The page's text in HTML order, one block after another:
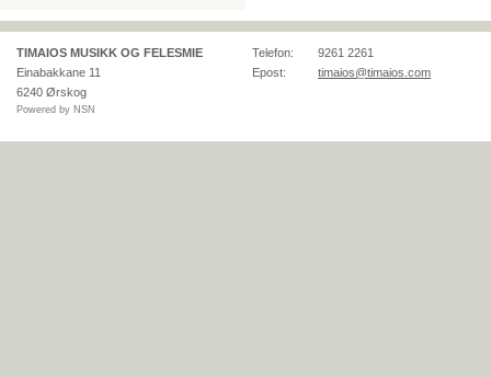
TIMAIOS MUSIKK OG FELESMIE
Einabakkane 11
6240 Ørskog
Telefon:
9261 2261
Epost:
timaios@timaios.com
Powered by NSN